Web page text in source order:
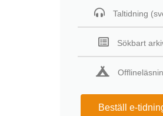
Taltidning
Sökbart
Beställ e-